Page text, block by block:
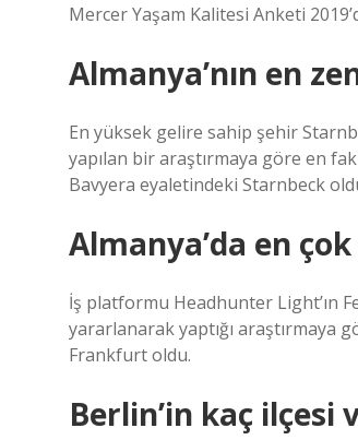
Mercer Yaşam Kalitesi Anketi
Almanya’nın en
En yüksek gelire sahip şehir
yapılan bir araştırmaya göre en
Bavyera eyaletindeki Starnbeck
Almanya’da en
İş platformu Headhunter Light’ın
yararlanarak yaptığı araştırmaya
Frankfurt oldu.
Berlin’in kaç ilçesi